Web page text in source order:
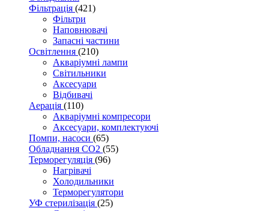
Фільтрація (421)
Фільтри
Наповнювачі
Запасні частини
Освітлення (210)
Акваріумні лампи
Світильники
Аксесуари
Відбивачі
Аерація (110)
Акваріумні компресори
Аксесуари, комплектуючі
Помпи, насоси (65)
Обладнання CO2 (55)
Терморегуляція (96)
Нагрівачі
Холодильники
Терморегулятори
УФ стерилізація (25)